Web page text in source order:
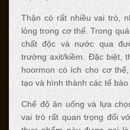
Thận có rất nhiều vai trò,
lỏng trong cơ thể. Trong
chất độc và nước qua
trường axit/kiềm. Đặc biệt,
hoormon có ích cho cơ
tạo và hình thành các tế bào
Chế độ ăn uống và lựa
vai trò rất quan trọng đối